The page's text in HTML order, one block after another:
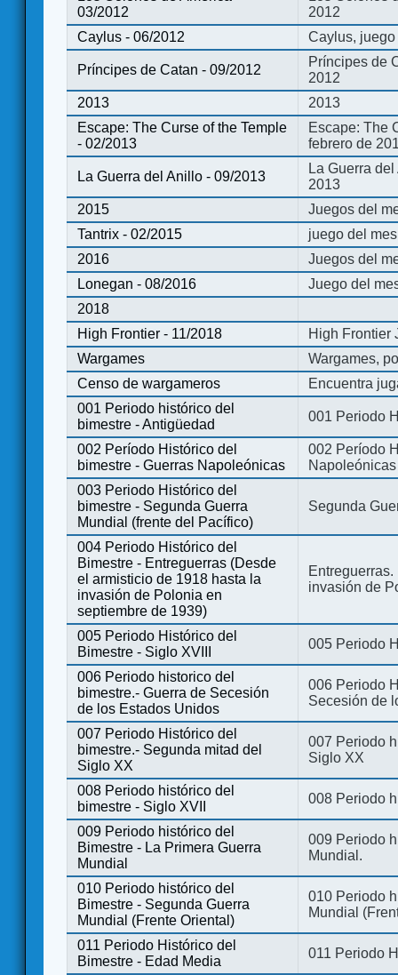
03/2012
2012
Caylus - 06/2012
Caylus,
Príncipes de Catan - 09/2012
Príncipes de
2012
2013
2013
Escape: The Curse of the Temple
- 02/2013
Escape: The
febrero de
La Guerra del Anillo - 09/2013
La Guerra
2013
2015
Juegos del
Tantrix - 02/2015
juego del
2016
Juegos del
Lonegan - 08/2016
Juego del
2018
High Frontier - 11/2018
High Frontier
Wargames
Wargames,
Censo de wargameros
Encuentra
001 Periodo histórico del
bimestre - Antigüedad
001 Periodo
002 Período Histórico del
bimestre - Guerras Napoleónicas
002 Período
Napoleónicas
003 Periodo Histórico del
bimestre - Segunda Guerra
Mundial (frente del Pacífico)
Segunda
004 Periodo Histórico del
Bimestre - Entreguerras (Desde
el armisticio de 1918 hasta la
invasión de Polonia en
septiembre de 1939)
invasión de
005 Periodo Histórico del
Bimestre - Siglo XVIII
005 Periodo
006 Periodo historico del
bimestre.- Guerra de Secesión
de los Estados Unidos
006 Periodo
Secesión de
007 Periodo Histórico del
bimestre.- Segunda mitad del
Siglo XX
007 Periodo
Siglo XX
008 Periodo histórico del
bimestre - Siglo XVII
008 Periodo
009 Periodo histórico del
Bimestre - La Primera Guerra
Mundial
009 Periodo
Mundial.
010 Periodo histórico del
Bimestre - Segunda Guerra
Mundial (Frente Oriental)
010 Periodo
Mundial
011 Periodo Histórico del
Bimestre - Edad Media
011 Periodo